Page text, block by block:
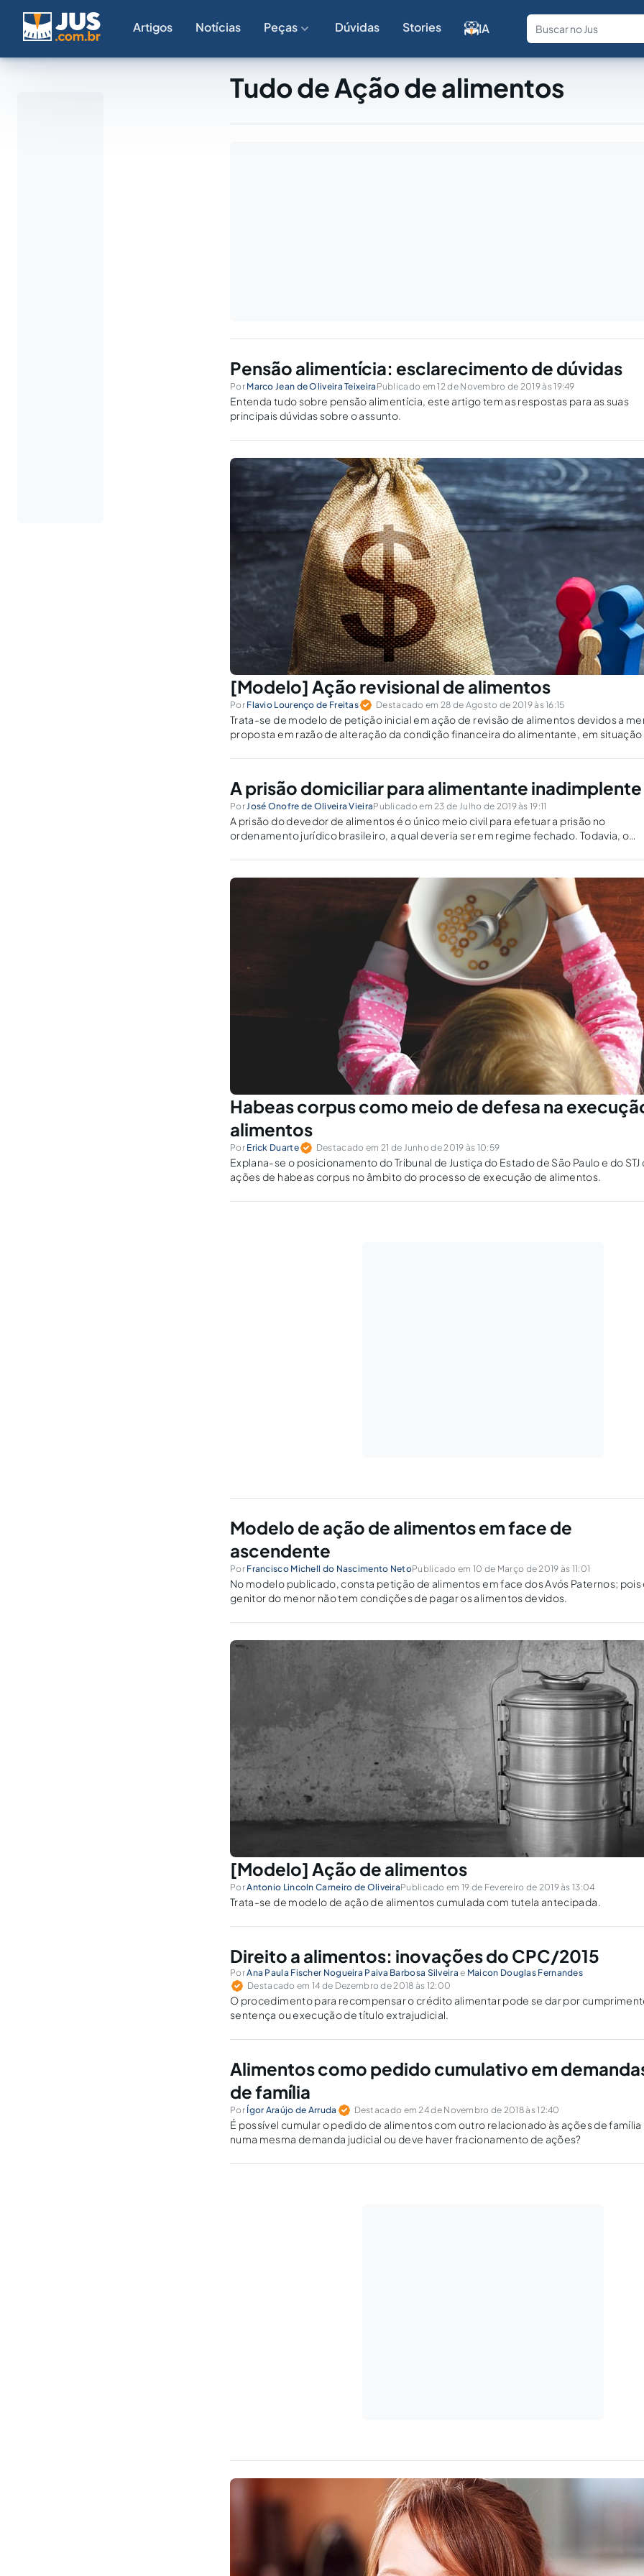
Artigos Notícias Peças Dúvidas Stories IA
Fale com
Tudo de Ação de alimentos
Pensão alimentícia: esclarecimento de dúvidas
Por Marco Jean de Oliveira Teixeira Publicado em 12 de Novembro de 2019 às 19:49
Entenda tudo sobre pensão alimentícia, este artigo tem as respostas para as suas
principais dúvidas sobre o assunto.
[Modelo] Ação revisional de alimentos
Por Flavio Lourenço de Freitas Destacado em 28 de Agosto de 2019 às 16:15
Trata-se de modelo de petição inicial em ação de revisão de alimentos devidos a
proposta em razão de alteração da condição financeira do alimentante, em
A prisão domiciliar para alimentante inadimplente
PorJosé Onofre de Oliveira VieiraPublicado em 23 de Julho de 2019 às 19:11
A prisão do devedor de alimentos é o único meio civil para efetuar a prisão no
ordenamento jurídico brasileiro, a qual deveria ser em regime fechado. Todavia, o
Habeas corpus como meio de defesa na
alimentos
Por Erick Duarte Destacado em 21 de Junho de 2019 às 10:59
Explana-se o posicionamento do Tribunal de Justiça do Estado de São Paulo e do
ações de habeas corpus no âmbito do processo de execução de alimentos.
Modelo de ação de alimentos em face de
ascendente
Por Francisco Michell do Nascimento NetoPublicado em 10 de Março de 2019 às 11:01
No modelo publicado, consta petição de alimentos em face dos Avós Paternos; pois
genitor do menor não tem condições de pagar os alimentos devidos.
[Modelo] Ação de alimentos
PorAntonio Lincoln Carneiro de OliveiraPublicado em 19 de Fevereiro de 2019 às 13:04
Trata-se de modelo de ação de alimentos cumulada com tutela antecipada.
Direito a alimentos: inovações do CPC/2015
PorAna Paula Fischer Nogueira Paiva Barbosa Silveira e Maicon Douglas Fernandes
Destacado em 14 de Dezembro de 2018 às 12:00
O procedimento para recompensar o crédito alimentar pode se dar por
sentença ou execução de título extrajudicial.
Alimentos como pedido cumulativo em
de família
Por Ígor Araújo de Arruda Destacado em 24 de Novembro de 2018 às 12:40
É possível cumular o pedido de alimentos com outro relacionado às ações de família
numa mesma demanda judicial ou deve haver fracionamento de ações?